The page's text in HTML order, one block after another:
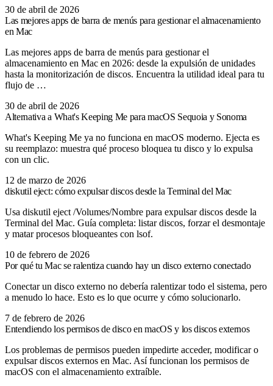
30 de abril de 2026
Las mejores apps de barra de menús para gestionar el almacenamiento
en Mac
Las mejores apps de barra de menús para gestionar el
almacenamiento en Mac en 2026: desde la expulsión de unidades
hasta la monitorización de discos. Encuentra la utilidad ideal para tu
flujo de …
30 de abril de 2026
Alternativa a What's Keeping Me para macOS Sequoia y Sonoma
What's Keeping Me ya no funciona en macOS moderno. Ejecta es
su reemplazo: muestra qué proceso bloquea tu disco y lo expulsa
con un clic.
12 de marzo de 2026
diskutil eject: cómo expulsar discos desde la Terminal del Mac
Usa diskutil eject /Volumes/Nombre para expulsar discos desde la
Terminal del Mac. Guía completa: listar discos, forzar el desmontaje
y matar procesos bloqueantes con lsof.
10 de febrero de 2026
Por qué tu Mac se ralentiza cuando hay un disco externo conectado
Conectar un disco externo no debería ralentizar todo el sistema, pero
a menudo lo hace. Esto es lo que ocurre y cómo solucionarlo.
7 de febrero de 2026
Entendiendo los permisos de disco en macOS y los discos externos
Los problemas de permisos pueden impedirte acceder, modificar o
expulsar discos externos en Mac. Así funcionan los permisos de
macOS con el almacenamiento extraíble.